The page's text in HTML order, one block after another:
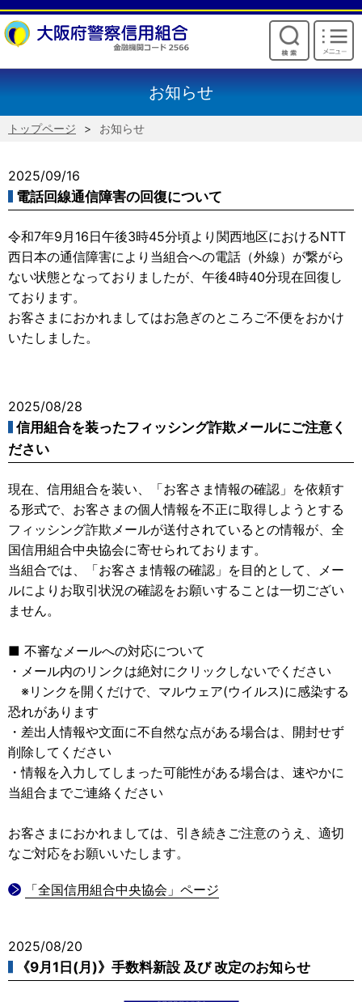
けいしんからのお願い
お知らせ
トップページ お知らせ
2025/09/16
電話回線通信障害の回復について
令和7年9月16日午後3時45分頃より関西地区におけるNTT
西日本の通信障害により当組合への電話（外線）が繋がら
ない状態となっておりましたが、午後4時40分現在回復し
ております。
お客さまにおかれましてはお急ぎのところご不便をおかけ
いたしました。
2025/08/28
信用組合を装ったフィッシング詐欺メールにご注意く
ださい
現在、信用組合を装い、「お客さま情報の確認」を依頼す
る形式で、お客さまの個人情報を不正に取得しようとする
フィッシング詐欺メールが送付されているとの情報が、全
国信用組合中央協会に寄せられております。
当組合では、「お客さま情報の確認」を目的として、メー
ルによりお取引状況の確認をお願いすることは一切ござい
ません。
■ 不審なメールへの対応について
・メール内のリンクは絶対にクリックしないでください
※リンクを開くだけで、マルウェア(ウイルス)に感染する
恐れがあります
・差出人情報や文面に不自然な点がある場合は、開封せず
削除してください
・情報を入力してしまった可能性がある場合は、速やかに
当組合までご連絡ください
お客さまにおかれましては、引き続きご注意のうえ、適切
なご対応をお願いいたします。
「全国信用組合中央協会」ページ
2025/08/20
《9月1日(月)》手数料新設 及び 改定のお知らせ